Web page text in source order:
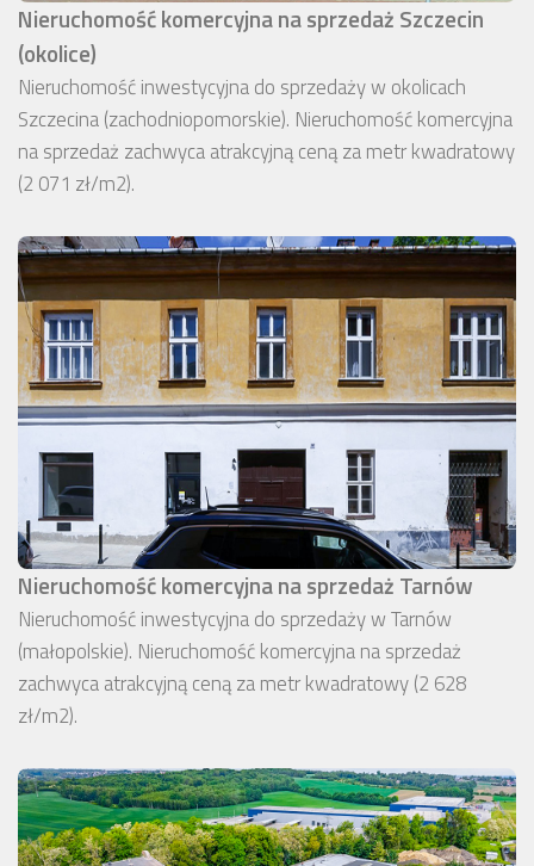
Nieruchomość komercyjna na sprzedaż Szczecin
(okolice)
Nieruchomość inwestycyjna do sprzedaży w okolicach
Szczecina (zachodniopomorskie). Nieruchomość komercyjna
na sprzedaż zachwyca atrakcyjną ceną za metr kwadratowy
(2 071 zł/m2).
Nieruchomość komercyjna na sprzedaż Tarnów
Nieruchomość inwestycyjna do sprzedaży w Tarnów
(małopolskie). Nieruchomość komercyjna na sprzedaż
zachwyca atrakcyjną ceną za metr kwadratowy (2 628
zł/m2).